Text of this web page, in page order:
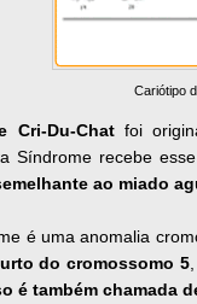
Cariótipo
Cri-Du-Chatfoi
Síndrome recebe
ao miado
é uma anomalia
do cromossomo 5
é também chamada